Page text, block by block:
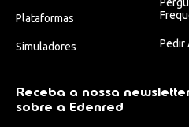
Plataformas
Simuladores Pedir
Receba a nossa
sobre a Edenred